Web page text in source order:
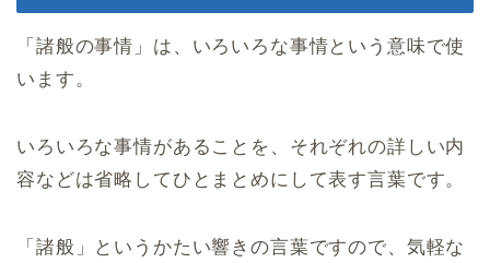
「諸般の事情」は、いろいろな事情という意味で使
います。
いろいろな事情があることを、それぞれの詳しい内
容などは省略してひとまとめにして表す言葉です。
「諸般」というかたい響きの言葉ですので、気軽な